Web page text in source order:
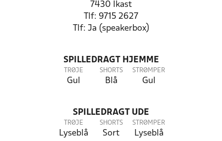
7430 Ikast
Tlf: 9715 2627
Tlf: Ja (speakerbox)
SPILLEDRAGT HJEMME
TRØJE
Gul
SHORTS
Blå
STRØMPER
Gul
SPILLEDRAGT UDE
TRØJE
Lyseblå
SHORTS
Sort
STRØMPER
Lyseblå